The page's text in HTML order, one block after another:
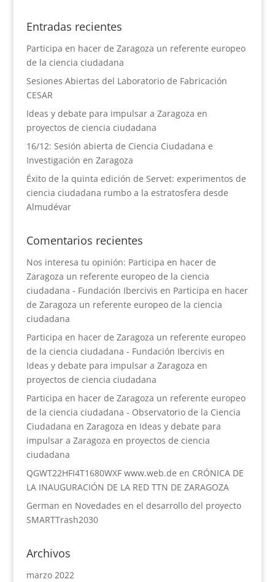
Entradas recientes
Participa en hacer de Zaragoza un referente europeo
de la ciencia ciudadana
Sesiones Abiertas del Laboratorio de Fabricación
CESAR
Ideas y debate para impulsar a Zaragoza en
proyectos de ciencia ciudadana
16/12: Sesión abierta de Ciencia Ciudadana e
Investigación en Zaragoza
Éxito de la quinta edición de Servet: experimentos de
ciencia ciudadana rumbo a la estratosfera desde
Almudévar
Comentarios recientes
Nos interesa tu opinión: Participa en hacer de
Zaragoza un referente europeo de la ciencia
ciudadana - Fundación Ibercivis en Participa en hacer
de Zaragoza un referente europeo de la ciencia
ciudadana
Participa en hacer de Zaragoza un referente europeo
de la ciencia ciudadana - Fundación Ibercivis en
Ideas y debate para impulsar a Zaragoza en
proyectos de ciencia ciudadana
Participa en hacer de Zaragoza un referente europeo
de la ciencia ciudadana - Observatorio de la Ciencia
Ciudadana en Zaragoza en Ideas y debate para
impulsar a Zaragoza en proyectos de ciencia
ciudadana
QGWT22HFI4T1680WXF www.web.de en CRÓNICA DE
LA INAUGURACIÓN DE LA RED TTN DE ZARAGOZA
German en Novedades en el desarrollo del proyecto
SMARTTrash2030
Archivos
marzo 2022